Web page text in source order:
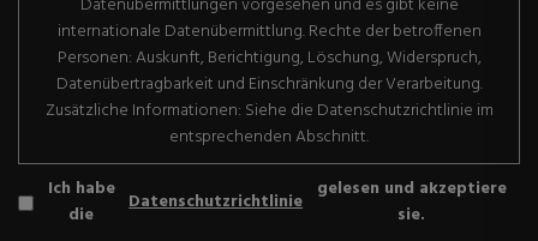
internationale Datenübermittlung. Rechte der betroffenen
Personen: Auskunft, Berichtigung, Löschung, Widerspruch,
Datenübertragbarkeit und Einschränkung der Verarbeitung.
Zusätzliche Informationen: Siehe die Datenschutzrichtlinie im
entsprechenden Abschnitt.
Ich habe
die
Datenschutzrichtlinie gelesen und akzeptiere
sie.